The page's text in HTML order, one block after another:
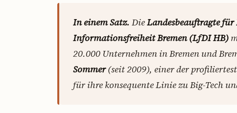
In einem Satz. DieLandesbeauftragte
Informationsfreiheit Bremen (LfDI HB)
20.000 Unternehmen in Bremen und
Sommer(seit 2009), einer der
für ihre konsequente Linie zu Big-Tech